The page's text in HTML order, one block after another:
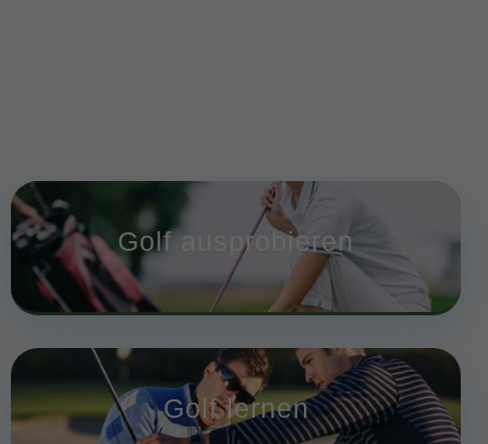
Golf ausprobieren
Golf lernen